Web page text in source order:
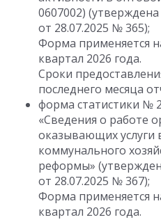
0607002)
от 28.07.2025 № 365);
Форма применяется
квартал 2026 года.
Сроки
последнего месяца
форма статистики №
«Сведения о работе
оказывающих
коммунального
реформы»
от 28.07.2025 № 367);
Форма применяется
квартал 2026 года.